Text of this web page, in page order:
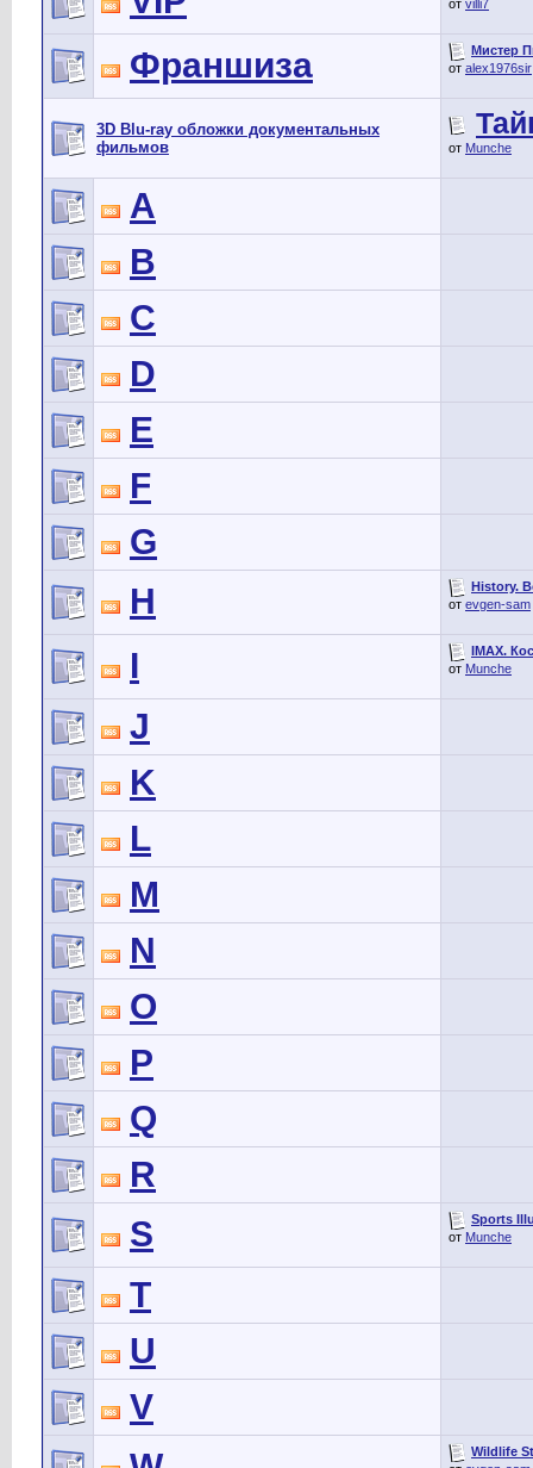
от villi7
Франшиза
Мистер
от alex1976sir
3D Blu-ray обложки документальных
фильмов
от Munche
A
B
C
D
E
F
G
H
History.
от evgen-sam
I
IMAX.
от Munche
J
K
L
M
N
O
P
Q
R
S
Sports
от Munche
T
U
V
Wildlife